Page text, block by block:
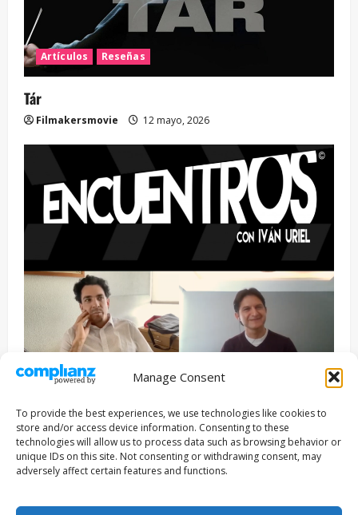
Manage Consent
To provide the best experiences, we use technologies like cookies to
store and/or access device information. Consenting to these
technologies will allow us to process data such as browsing behavior or
unique IDs on this site. Not consenting or withdrawing consent, may
adversely affect certain features and functions.
Artículos Reseñas
Tár
Filmakersmovie 12 mayo, 2026
Entrevista Series
ENCUENTROS CON IVÁN URIEL T3E22: JUAN PATRICIO
RIVEROLL
Filmakersmovie 5 mayo, 2026